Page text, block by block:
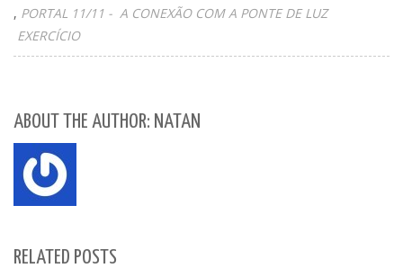
PORTAL 11/11 - A CONEXÃO COM A PONTE DE LUZ
EXERCÍCIO
ABOUT THE AUTHOR: NATAN
RELATED POSTS